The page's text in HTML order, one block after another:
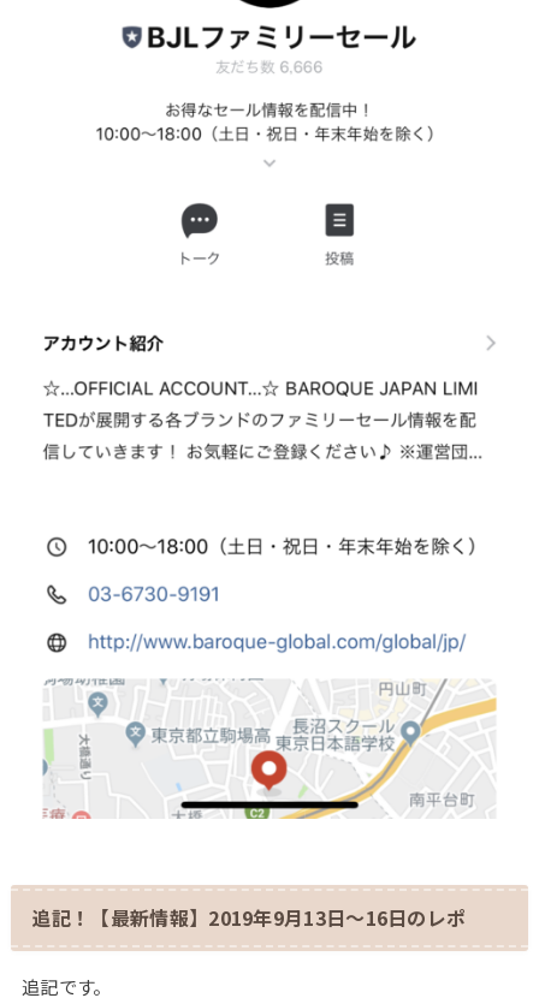
追記！【最新情報】2019年9月13日～16日のレポ
追記です。